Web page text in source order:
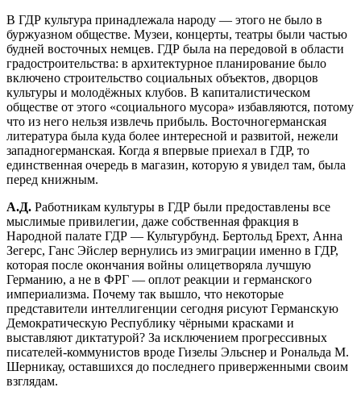
В ГДР культура принадлежала народу — этого не было в
буржуазном обществе. Музеи, концерты, театры были частью
будней восточных немцев. ГДР была на передовой в области
градостроительства: в архитектурное планирование было
включено строительство социальных объектов, дворцов
культуры и молодёжных клубов. В капиталистическом
обществе от этого «социального мусора» избавляются, потому
что из него нельзя извлечь прибыль. Восточногерманская
литература была куда более интересной и развитой, нежели
западногерманская. Когда я впервые приехал в ГДР, то
единственная очередь в магазин, которую я увидел там, была
перед книжным.
А.Д. Работникам культуры в ГДР были предоставлены все
мыслимые привилегии, даже собственная фракция в
Народной палате ГДР — Культурбунд. Бертольд Брехт, Анна
Зегерс, Ганс Эйслер вернулись из эмиграции именно в ГДР,
которая после окончания войны олицетворяла лучшую
Германию, а не в ФРГ — оплот реакции и германского
империализма. Почему так вышло, что некоторые
представители интеллигенции сегодня рисуют Германскую
Демократическую Республику чёрными красками и
выставляют диктатурой? За исключением прогрессивных
писателей-коммунистов вроде Гизелы Эльснер и Рональда М.
Шерникау, оставшихся до последнего приверженными своим
взглядам.